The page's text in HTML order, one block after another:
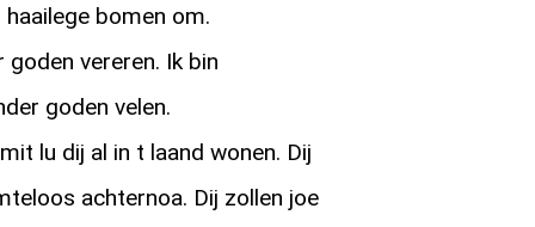
bomen om.
vereren. Ik bin
goden velen.
lu dij al in t laand wonen. Dij
achternoa. Dij zollen joe